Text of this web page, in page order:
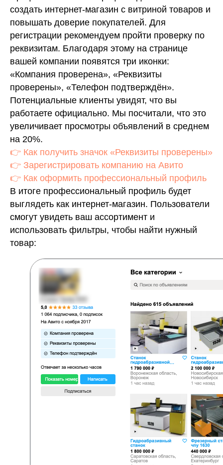
создать интернет-магазин с витриной товаров и
повышать доверие покупателей. Для
регистрации рекомендуем пройти проверку по
реквизитам. Благодаря этому на странице
вашей компании появятся три иконки:
«Компания проверена», «Реквизиты
проверены», «Телефон подтверждён».
Потенциальные клиенты увидят, что вы
работаете официально. Мы посчитали, что это
увеличивает просмотры объявлений в среднем
на 20%.
👉 Как получить значок «Реквизиты проверены»
👉 Зарегистрировать компанию на Авито
👉 Как оформить профессиональный профиль
В итоге профессиональный профиль будет
выглядеть как интернет-магазин. Пользователи
смогут увидеть ваш ассортимент и
использовать фильтры, чтобы найти нужный
товар: